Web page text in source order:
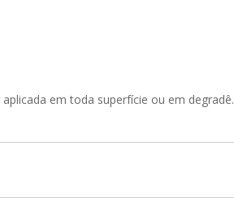
em toda superfície ou em degradê.